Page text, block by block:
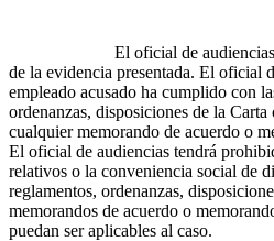
El oficial de audiencias
de la evidencia presentada. El oficial
empleado acusado ha cumplido con
ordenanzas, disposiciones de la Carta
cualquier memorando de acuerdo o
El oficial de audiencias tendrá
relativos o la conveniencia social de
reglamentos, ordenanzas,
memorandos de acuerdo o
puedan ser aplicables al caso.